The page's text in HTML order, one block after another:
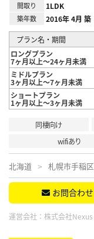
間取り 1LDK
築年数 2016年 4月 築
プラン名・期間
ロングプラン
7ヶ月以上～24ヶ月未満
ミドルプラン
3ヶ月以上～7ヶ月未満
ショートプラン
1ヶ月以上～3ヶ月未満
同棲向け
wifiあり
北海道 札幌市手稲区
お問合わせ
運営会社： 株式会社Nexus